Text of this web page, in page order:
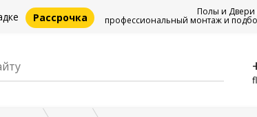
Рассрочка Полы и Двери
профессиональный монтаж и